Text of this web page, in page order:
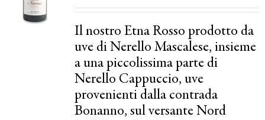
Il nostro Etna Rosso prodotto da
uve di Nerello Mascalese, insieme
a una piccolissima parte di
Nerello Cappuccio, uve
provenienti dalla contrada
Bonanno, sul versante Nord